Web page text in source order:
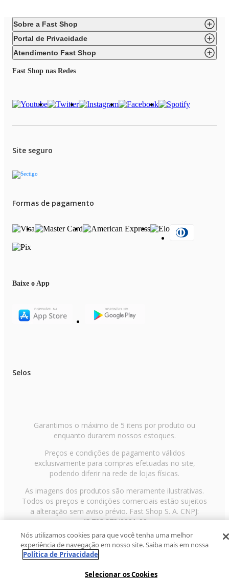
Sobre a Fast Shop
Portal de Privacidade
Atendimento Fast Shop
Fast Shop nas Redes
Site seguro
Formas de pagamento
Baixe o App
Selos
Garantimos o máximo de 5 itens por produto ou
enquanto durarem nossos estoques.
Preços e condições de pagamento válidos
exclusivamente para compras efetuadas no site,
podendo diferir na rede de lojas físicas.
As imagens dos produtos são meramente ilustrativas.
Todos os preços e condições comerciais estão sujeitos
a alteração sem aviso prévio. Fast Shop S. A. CNPJ:
43.708.379/0001-00
Avenida Zaki Narchi, nº 1650, sobreloja, Carandiru, São
Paulo/SP, CEP 02029-001, Telefone: 11 3003-3728 ©
2013 Fast Shop - Todos os direitos reservados
Nós utilizamos cookies para que você tenha uma melhor
experiência de navegação em nosso site. Saiba mais em nossa
Política de Privacidade
Selecionar os Cookies